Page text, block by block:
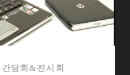
의
2012
년
노
간담회&전시회